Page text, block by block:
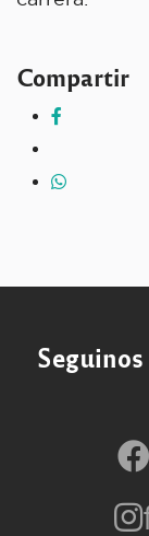
Compartir